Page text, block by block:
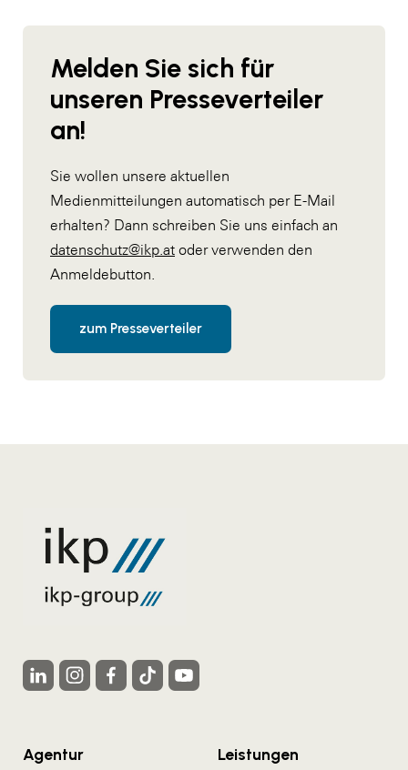
Melden Sie sich für
unseren Presseverteiler
an!
Sie wollen unsere aktuellen
Medienmitteilungen automatisch per E-Mail
erhalten? Dann schreiben Sie uns einfach an
datenschutz@ikp.at oder verwenden den
Anmeldebutton.
zum Presseverteiler
Agentur
Leistungen